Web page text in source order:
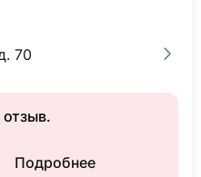
70
Подробнее